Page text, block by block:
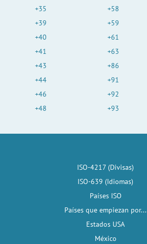
+35
+39
+40
+41
+43
+44
+46
+48
+58
+59
+61
+63
+86
+91
+92
+93
ISO-4217 (Divisas)
ISO-639 (Idiomas)
Países ISO
Países que empiezan por...
Estados USA
México